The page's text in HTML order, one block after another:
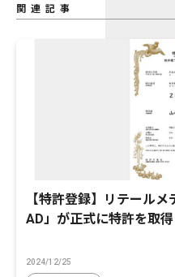
関連記事
【特許登録】リテール
AD」が正式に特許を取得
2024/12/25